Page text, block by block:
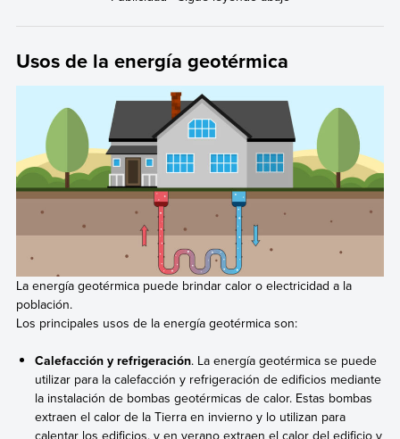
Usos de la energía geotérmica
La energía geotérmica puede brindar calor o electricidad a la
población.
Los principales usos de la energía geotérmica son:
Calefacción y refrigeración. La energía geotérmica se puede
utilizar para la calefacción y refrigeración de edificios mediante
la instalación de bombas geotérmicas de calor. Estas bombas
extraen el calor de la Tierra en invierno y lo utilizan para